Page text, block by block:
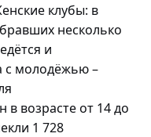
клубы: в
несколько
и
с молодёжью–
возрасте от 14 до
1 728